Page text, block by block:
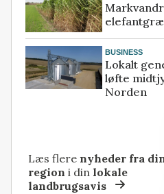
BUSINESS
Lokalt
løfte
Norden
Læs flere nyheder fra
region i dinlokale
landbrugsavis